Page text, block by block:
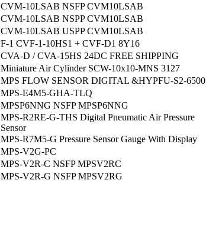
CVM-10LSAB NSFP CVM10LSAB
CVM-10LSAB NSPP CVM10LSAB
CVM-10LSAB USPP CVM10LSAB
F-1 CVF-1-10HS1 + CVF-D1 8Y16
CVA-D / CVA-15HS 24DC FREE SHIPPING
Miniature Air Cylinder SCW-10x10-MNS 3127
MPS FLOW SENSOR DIGITAL &HYPFU-S2-6500
MPS-E4M5-GHA-TLQ
MPSP6NNG NSFP MPSP6NNG
MPS-R2RE-G-THS Digital Pneumatic Air Pressure
Sensor
MPS-R7M5-G Pressure Sensor Gauge With Display
MPS-V2G-PC
MPS-V2R-C NSFP MPSV2RC
MPS-V2R-G NSFP MPSV2RG